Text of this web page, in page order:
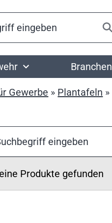
Branchen
Gewerbe » Plantafeln »
Produkte gefunden